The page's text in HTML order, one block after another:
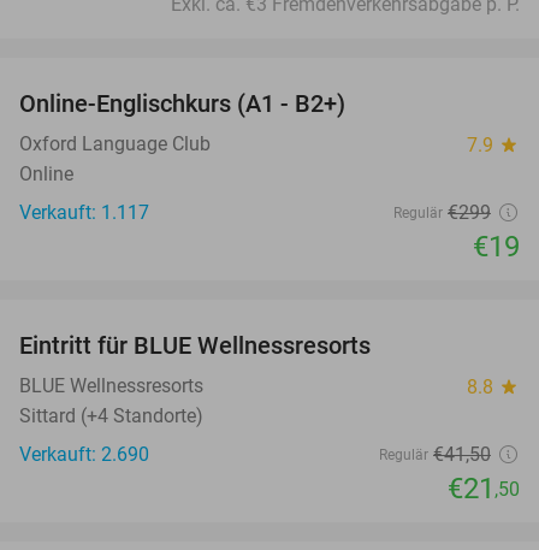
Exkl. ca. €3 Fremdenverkehrsabgabe p. P.
Online-Englischkurs (A1 - B2+)
Oxford Language Club 7.9 star
Online
Verkauft: 1.117
Regulär €299
€19
Eintritt für BLUE Wellnessresorts
BLUE Wellnessresorts 8.8 star
Sittard (+4 Standorte)
Verkauft: 2.690
Regulär €41,50
€21 ,50